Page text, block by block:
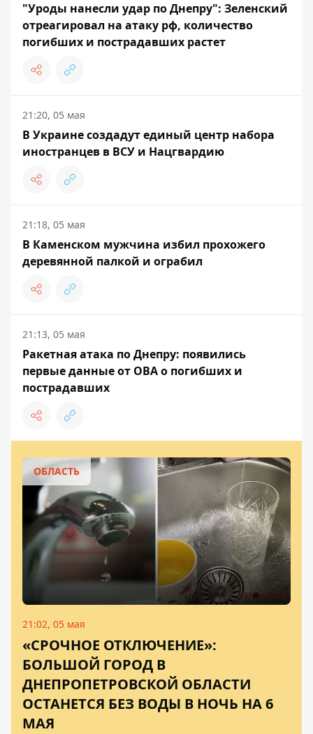
"Уроды нанесли удар по Днепру": Зеленский
отреагировал на атаку рф, количество
погибших и пострадавших растет
21:20, 05 мая
В Украине создадут единый центр набора
иностранцев в ВСУ и Нацгвардию
21:18, 05 мая
В Каменском мужчина избил прохожего
деревянной палкой и ограбил
21:13, 05 мая
Ракетная атака по Днепру: появились
первые данные от ОВА о погибших и
пострадавших
ОБЛАСТЬ
21:02, 05 мая
«СРОЧНОЕ ОТКЛЮЧЕНИЕ»:
БОЛЬШОЙ ГОРОД В
ДНЕПРОПЕТРОВСКОЙ ОБЛАСТИ
ОСТАНЕТСЯ БЕЗ ВОДЫ В НОЧЬ НА 6
МАЯ